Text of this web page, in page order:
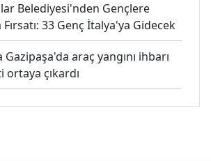
Belediyesi'nden Gençlere
33 Genç İtalya'ya Gidecek
Gazipaşa'da araç yangını ihbarı
ortaya çıkardı